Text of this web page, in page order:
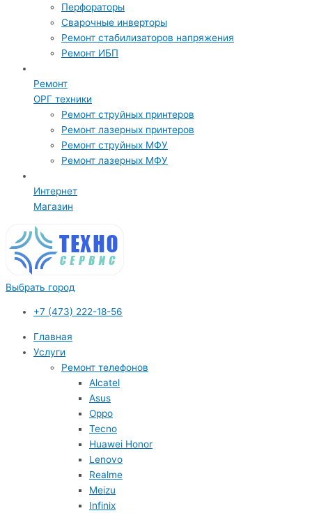
Перфораторы
Сварочные инверторы
Ремонт стабилизаторов напряжения
Ремонт ИБП
Ремонт
ОРГ техники
Ремонт струйных принтеров
Ремонт лазерных принтеров
Ремонт струйных МФУ
Ремонт лазерных МФУ
Интернет
Магазин
Выбрать город
+7 (473) 222-18-56
Главная
Услуги
Ремонт телефонов
Alcatel
Asus
Oppo
Tecno
Huawei Honor
Lenovo
Realme
Meizu
Infinix